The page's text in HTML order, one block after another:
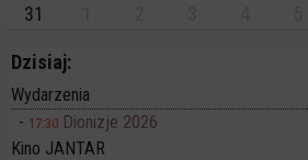
31
Dzisiaj:
Wydarzenia
17:30 Dionizje 2026
Kino JANTAR